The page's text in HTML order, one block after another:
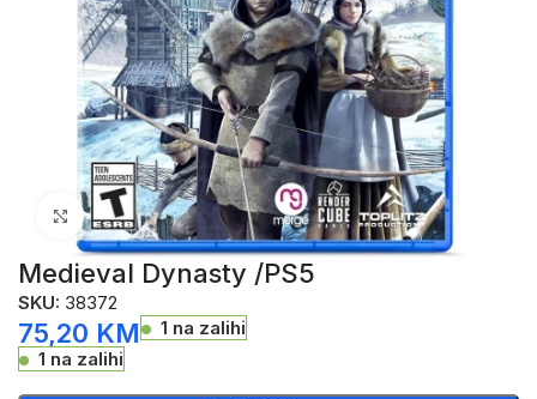
Click to enlarge
Medieval Dynasty /PS5
SKU: 38372
75,20 KM
1 na zalihi
1 na zalihi